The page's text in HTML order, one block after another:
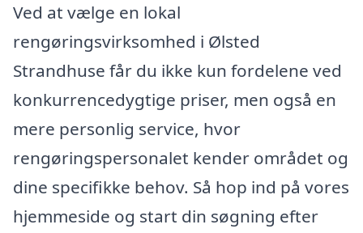
Ved at vælge en lokal
rengøringsvirksomhed i Ølsted
Strandhuse får du ikke kun fordelene ved
konkurrencedygtige priser, men også en
mere personlig service, hvor
rengøringspersonalet kender området og
dine specifikke behov. Så hop ind på vores
hjemmeside og start din søgning efter